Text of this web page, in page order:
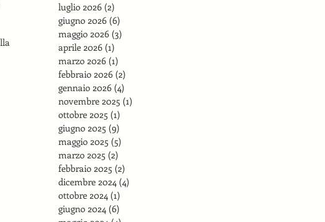
luglio 2026 (2)
giugno 2026 (6)
maggio 2026 (3)
aprile 2026 (1)
marzo 2026 (1)
febbraio 2026 (2)
gennaio 2026 (4)
novembre 2025 (1)
ottobre 2025 (1)
giugno 2025 (9)
maggio 2025 (5)
marzo 2025 (2)
febbraio 2025 (2)
dicembre 2024 (4)
ottobre 2024 (1)
giugno 2024 (6)